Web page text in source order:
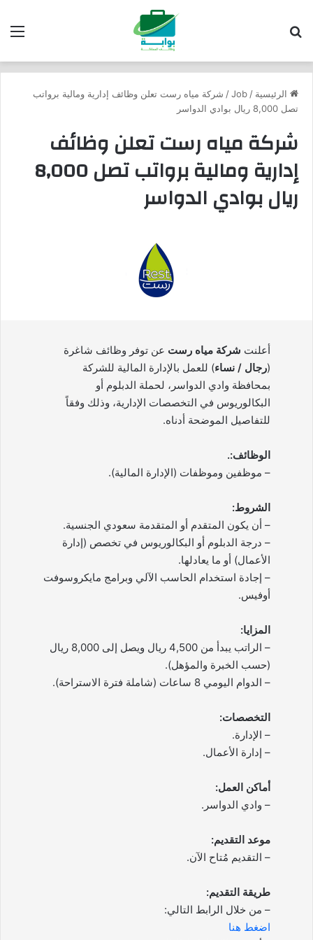
الرئيسية /
Job
/ شركة مياه رست تعلن وظائف إدارية ومالية برواتب
تصل 8,000 ريال بوادي الدواسر
شركة مياه رست تعلن وظائف
إدارية ومالية برواتب تصل 8,000
ريال بوادي الدواسر
أعلنت شركة مياه رست عن توفر وظائف شاغرة
(رجال / نساء) للعمل بالإدارة المالية للشركة
بمحافظة وادي الدواسر، لحملة الدبلوم أو
البكالوريوس في التخصصات الإدارية، وذلك وفقاً
للتفاصيل الموضحة أدناه.
الوظائف:.
– موظفين وموظفات (الإدارة المالية).
الشروط:
– أن يكون المتقدم أو المتقدمة سعودي الجنسية.
– درجة الدبلوم أو البكالوريوس في تخصص (إدارة
الأعمال) أو ما يعادلها.
– إجادة استخدام الحاسب الآلي وبرامج مايكروسوفت
أوفيس.
المزايا:
– الراتب يبدأ من 4,500 ريال ويصل إلى 8,000 ريال
(حسب الخبرة والمؤهل).
– الدوام اليومي 8 ساعات (شاملة فترة الاستراحة).
التخصصات:
– الإدارة.
– إدارة الأعمال.
أماكن العمل:
– وادي الدواسر.
موعد التقديم:
– التقديم مُتاح الآن.
طريقة التقديم:
– من خلال الرابط التالي:
اضغط هنا